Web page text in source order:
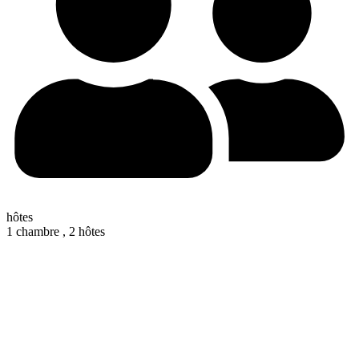
hôtes
1 chambre , 2 hôtes